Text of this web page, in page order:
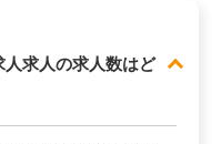
求人の求人数はど